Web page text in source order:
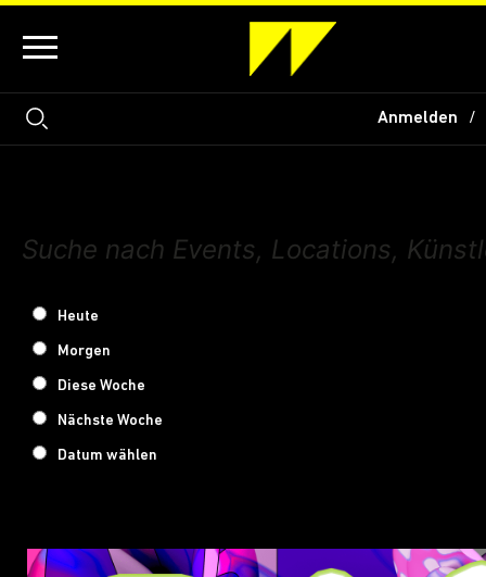
Anmelden
Heute
Morgen
Diese Woche
Nächste Woche
Datum wählen